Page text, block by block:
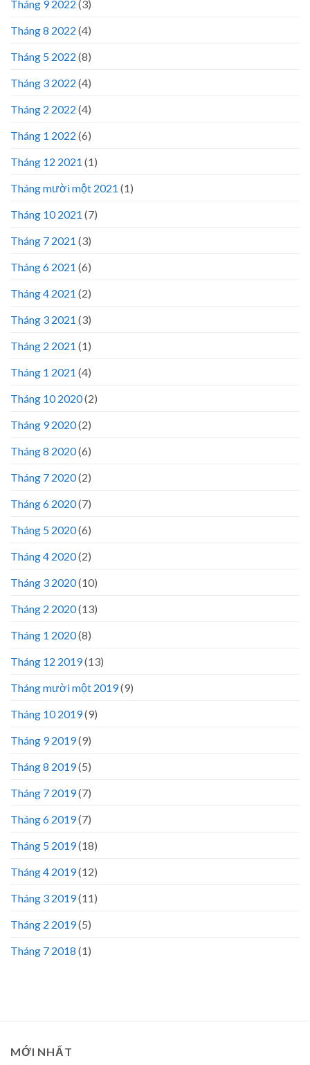
Tháng 9 2022 (3)
Tháng 8 2022 (4)
Tháng 5 2022 (8)
Tháng 3 2022 (4)
Tháng 2 2022 (4)
Tháng 1 2022 (6)
Tháng 12 2021 (1)
Tháng mười một 2021 (1)
Tháng 10 2021 (7)
Tháng 7 2021 (3)
Tháng 6 2021 (6)
Tháng 4 2021 (2)
Tháng 3 2021 (3)
Tháng 2 2021 (1)
Tháng 1 2021 (4)
Tháng 10 2020(2)
Tháng 9 2020(2)
Tháng 8 2020(6)
Tháng 7 2020(2)
Tháng 6 2020(7)
Tháng 5 2020(6)
Tháng 4 2020(2)
Tháng 3 2020(10)
Tháng 2 2020(13)
Tháng 1 2020(8)
Tháng 12 2019(13)
Tháng mười một 2019(9)
Tháng 10 2019(9)
Tháng 9 2019(9)
Tháng 8 2019(5)
Tháng 7 2019(7)
Tháng 6 2019(7)
Tháng 5 2019(18)
Tháng 4 2019(12)
Tháng 3 2019(11)
Tháng 2 2019(5)
Tháng 7 2018 (1)
MỚI NHẤT